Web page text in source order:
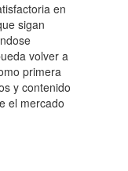
en
sigan
volver a
primera
y contenido
el mercado